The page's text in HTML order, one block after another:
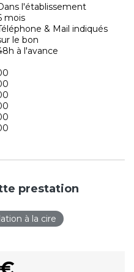
l'établissement
mois
& Mail indiqués
le bon
à l'avance
prestation
à la cire